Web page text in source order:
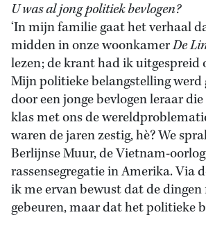
U was al jong politiek bevlogen?
‘In mijn familie gaat het verhaal
midden in onze woonkamerDe
lezen; de krant had ik uitgespreid
Mijn politieke belangstelling werd
door een jonge bevlogen leraar
klas met ons de
waren de jaren zestig, hè? We
Berlijnse Muur, de Vietnam-
rassensegregatie in Amerika. Via
ik me ervan bewust dat de
gebeuren, maar dat het politieke